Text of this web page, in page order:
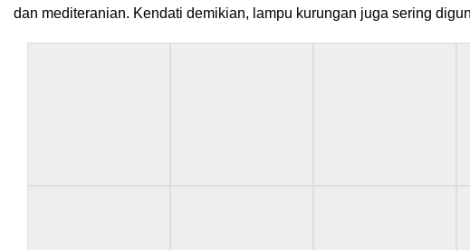
dan mediteranian. Kendati demikian, lampu kurungan juga sering